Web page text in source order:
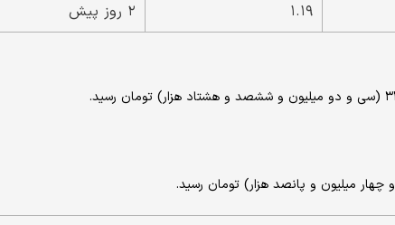
۱.۱۹ ۲ روز پیش